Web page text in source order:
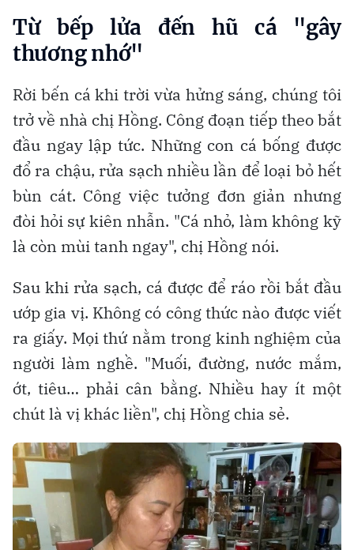
Từ bếp lửa đến hũ cá "gây
thương nhớ"
Rời bến cá khi trời vừa hửng sáng, chúng tôi
trở về nhà chị Hồng. Công đoạn tiếp theo bắt
đầu ngay lập tức. Những con cá bống được
đổ ra chậu, rửa sạch nhiều lần để loại bỏ hết
bùn cát. Công việc tưởng đơn giản nhưng
đòi hỏi sự kiên nhẫn. "Cá nhỏ, làm không kỹ
là còn mùi tanh ngay", chị Hồng nói.
Sau khi rửa sạch, cá được để ráo rồi bắt đầu
ướp gia vị. Không có công thức nào được viết
ra giấy. Mọi thứ nằm trong kinh nghiệm của
người làm nghề. "Muối, đường, nước mắm,
ớt, tiêu… phải cân bằng. Nhiều hay ít một
chút là vị khác liền", chị Hồng chia sẻ.